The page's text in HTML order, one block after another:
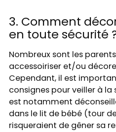
3. Comment
en toute sécurité
Nombreux sont les
accessoiriser et/ou
Cependant, il est
consignes pour veiller à la
est notamment
dans le lit de bébé (tour
risqueraient de gêner sa